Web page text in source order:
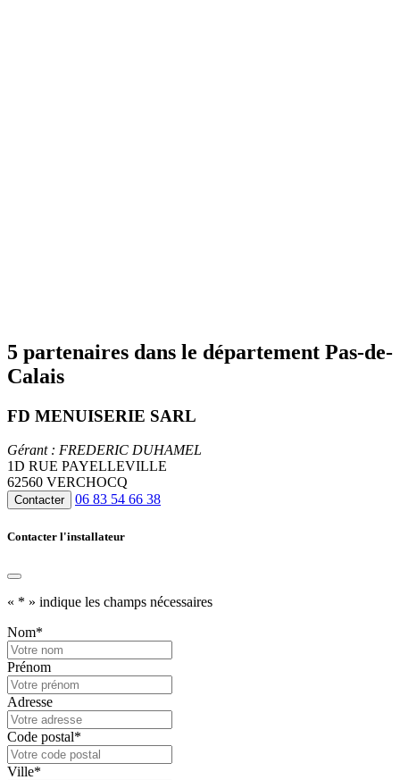
5 partenaires dans le département Pas-de-
Calais
FD MENUISERIE SARL
Gérant : FREDERIC DUHAMEL
1D RUE PAYELLEVILLE
62560 VERCHOCQ
Contacter 06 83 54 66 38
Contacter l'installateur
« * » indique les champs nécessaires
Nom*
Prénom
Adresse
Code postal*
Ville*